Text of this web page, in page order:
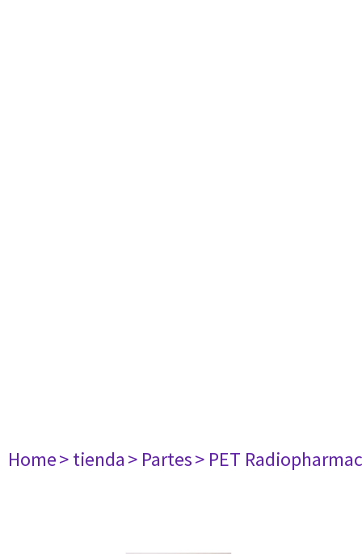
Home> tienda> Partes> PET